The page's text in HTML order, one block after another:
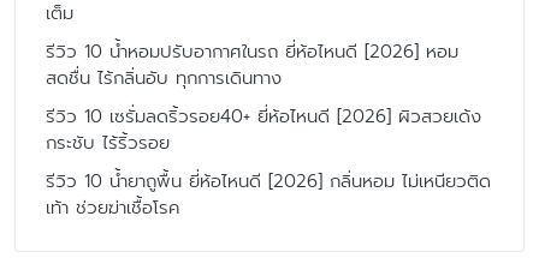
เต็ม
รีวิว 10 น้ำหอมปรับอากาศในรถ ยี่ห้อไหนดี [2026] หอม
สดชื่น ไร้กลิ่นอับ ทุกการเดินทาง
รีวิว 10 เซรั่มลดริ้วรอย40+ ยี่ห้อไหนดี [2026] ผิวสวยเด้ง
กระชับ ไร้ริ้วรอย
รีวิว 10 น้ำยาถูพื้น ยี่ห้อไหนดี [2026] กลิ่นหอม ไม่เหนียวติด
เท้า ช่วยฆ่าเชื้อโรค